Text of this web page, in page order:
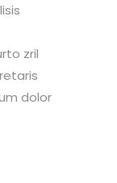
zril
dolor